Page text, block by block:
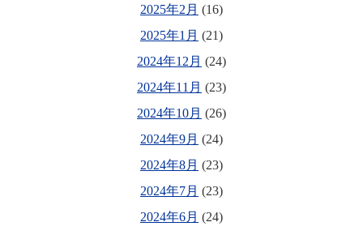
2025年2月 (16)
2025年1月 (21)
2024年12月 (24)
2024年11月 (23)
2024年10月 (26)
2024年9月 (24)
2024年8月 (23)
2024年7月 (23)
2024年6月 (24)